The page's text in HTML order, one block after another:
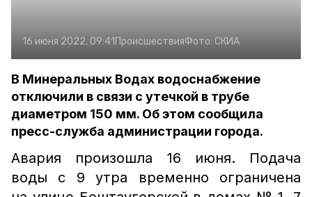
16 июня 2022, 09:41 ПроисшествияФото: СКИА
В Минеральных Водах водоснабжение
отключили в связи с утечкой в трубе
диаметром 150 мм. Об этом сообщила
пресс-служба администрации города.
Авария произошла 16 июня. Подача
воды с 9 утра временно ограничена